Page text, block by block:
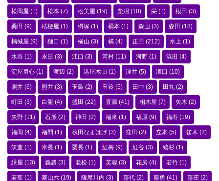
松岡屋 (1) 松本 (7) 松美屋 (19) 柴沼 (10) 栄 (1) 根田 (3)
桑田 (9) 桔梗屋 (1) 桝塚 (1) 桶本 (1) 森山 (3) 森田 (18)
楠城屋 (9) 樋口 (1) 横山 (3) 橘 (4) 正田 (212) 水上 (1)
水谷 (1) 永田 (3) 江口 (3) 河村 (11) 河野 (1) 浜田 (4)
淀屋勇心 (1) 渡辺 (2) 港屋木山 (1) 澤井 (5) 濵口 (10)
照井 (6) 熊井 (3) 玉島 (2) 玉鈴 (5) 田中 (3) 田丸 (2)
町田 (3) 白龍 (4) 盛田 (22) 直源 (41) 相木屋 (7) 矢木 (2)
矢野 (11) 石孫 (2) 神田 (2) 福來 (1) 福原 (9) 福寿 (19)
福岡 (4) 福間 (1) 秋田なまはげ (3) 窪田 (2) 立本 (5) 笛木 (2)
筑豊 (1) 米長 (1) 粟長 (1) 紅梅 (9) 紅谷 (3) 綾杉 (1)
緑屋 (13) 義農 (3) 老松 (1) 芙蓉 (3) 花房 (4) 若竹 (1)
若葉 (1) 菱山六 (19) 薩摩川内 (3) 藤代 (2) 藤勇 (41) 藤庄 (2)